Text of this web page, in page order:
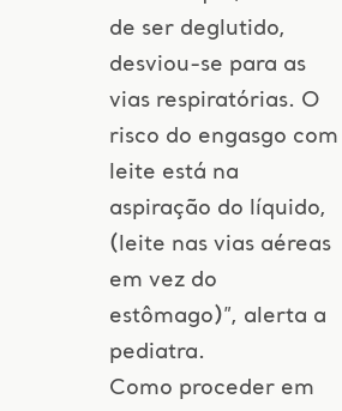
de ser deglutido,
desviou-se para as
vias respiratórias. O
risco do engasgo com
leite está na
aspiração do líquido,
(leite nas vias aéreas
em vez do
estômago)”, alerta a
pediatra.
Como proceder em